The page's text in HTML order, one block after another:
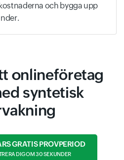
och bygga upp
onlineföretag
syntetisk
GRATIS PROVPERIOD
DIG OM 30 SEKUNDER